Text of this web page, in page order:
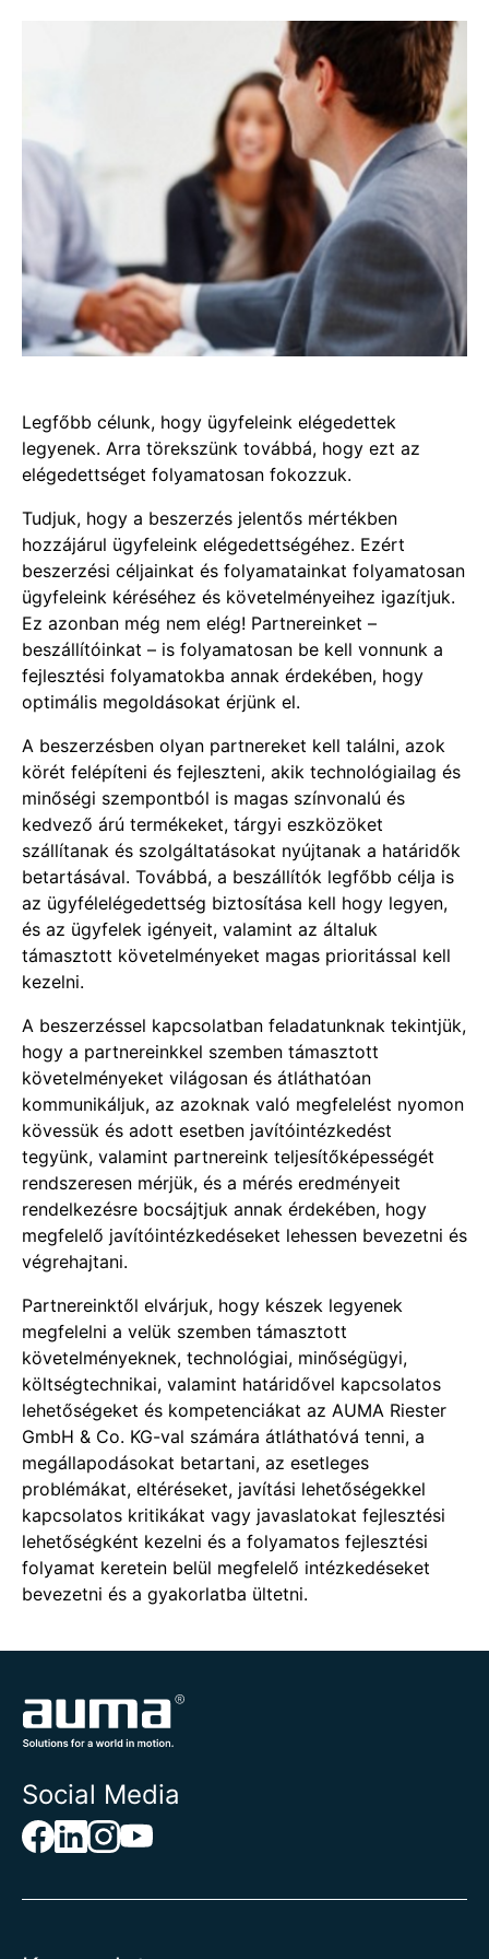
Legfőbb célunk, hogy ügyfeleink elégedettek
legyenek. Arra törekszünk továbbá, hogy ezt az
elégedettséget folyamatosan fokozzuk.
Tudjuk, hogy a beszerzés jelentős mértékben
hozzájárul ügyfeleink elégedettségéhez. Ezért
beszerzési céljainkat és folyamatainkat folyamatosan
ügyfeleink kéréséhez és követelményeihez igazítjuk.
Ez azonban még nem elég! Partnereinket –
beszállítóinkat – is folyamatosan be kell vonnunk a
fejlesztési folyamatokba annak érdekében, hogy
optimális megoldásokat érjünk el.
A beszerzésben olyan partnereket kell találni, azok
körét felépíteni és fejleszteni, akik technológiailag és
minőségi szempontból is magas színvonalú és
kedvező árú termékeket, tárgyi eszközöket
szállítanak és szolgáltatásokat nyújtanak a határidők
betartásával. Továbbá, a beszállítók legfőbb célja is
az ügyfélelégedettség biztosítása kell hogy legyen,
és az ügyfelek igényeit, valamint az általuk
támasztott követelményeket magas prioritással kell
kezelni.
A beszerzéssel kapcsolatban feladatunknak tekintjük,
hogy a partnereinkkel szemben támasztott
követelményeket világosan és átláthatóan
kommunikáljuk, az azoknak való megfelelést nyomon
kövessük és adott esetben javítóintézkedést
tegyünk, valamint partnereink teljesítőképességét
rendszeresen mérjük, és a mérés eredményeit
rendelkezésre bocsájtjuk annak érdekében, hogy
megfelelő javítóintézkedéseket lehessen bevezetni és
végrehajtani.
Partnereinktől elvárjuk, hogy készek legyenek
megfelelni a velük szemben támasztott
követelményeknek, technológiai, minőségügyi,
költségtechnikai, valamint határidővel kapcsolatos
lehetőségeket és kompetenciákat az AUMA Riester
GmbH & Co. KG-val számára átláthatóvá tenni, a
megállapodásokat betartani, az esetleges
problémákat, eltéréseket, javítási lehetőségekkel
kapcsolatos kritikákat vagy javaslatokat fejlesztési
lehetőségként kezelni és a folyamatos fejlesztési
folyamat keretein belül megfelelő intézkedéseket
bevezetni és a gyakorlatba ültetni.
Social Media